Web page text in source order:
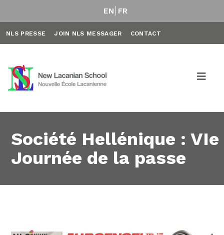
EN FR
NLS PRESSE JOIN NLS MESSAGER CONTACT
Société Hellénique : VIe
Journée de la passe